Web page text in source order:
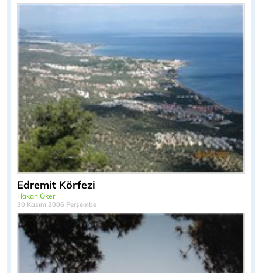
Edremit Körfezi
Hakan Oker
30 Kasım 2006 Perşembe